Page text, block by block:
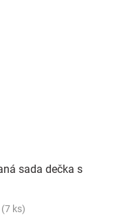
sada dečka s
(7 ks)